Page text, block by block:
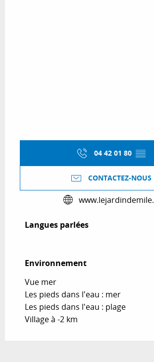
04 42 01 80 ▒▒
CONTACTEZ-NOUS
Langues parlées
Langues parlées
Environnement
Environnement
Vue mer
Les pieds dans l'eau : mer
Les pieds dans l'eau : plage
Village à -2 km